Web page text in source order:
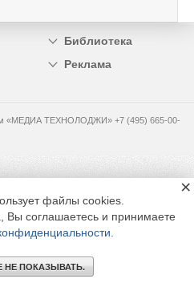
Библиотека
Реклама
«МЕДИА ТЕХНОЛОДЖИ» +7 (495) 665-00-
файлы cookies.
Вы соглашаетесь и принимаете
НЕ ПОКАЗЫВАТЬ.
×